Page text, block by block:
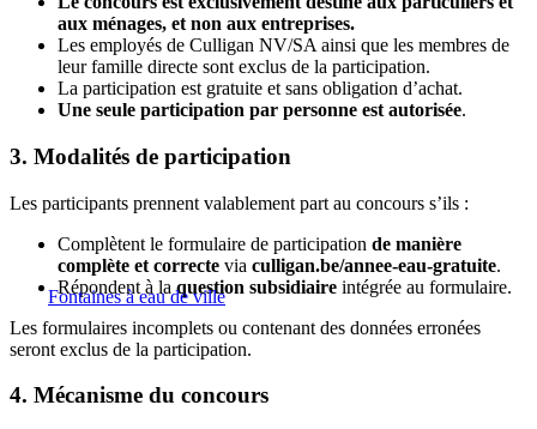
Fontaines à eau de ville
aux ménages, et non aux entreprises.
Les employés de Culligan NV/SA ainsi que les membres de
leur famille directe sont exclus de la participation.
La participation est gratuite et sans obligation d’achat.
Une seule participation par personne est autorisée.
3. Modalités de participation
Les participants prennent valablement part au concours s’ils :
Complètent le formulaire de participation de manière
complète et correcte via culligan.be/annee-eau-gratuite.
Répondent à laquestion subsidiaire intégrée au formulaire.
Les formulaires incomplets ou contenant des données erronées
seront exclus de la participation.
4. Mécanisme du concours